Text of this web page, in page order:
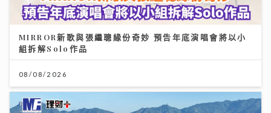
MIRROR新歌與張繼聰緣份奇妙 預告年底演唱會將以小
組拆解Solo作品
08/08/2026